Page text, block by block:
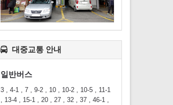
대중교통 안내
일반버스
3 , 4-1 , 7 , 9-2 , 10 , 10-2 , 10-5 , 11-1
, 13-4 , 15-1 , 20 , 27 , 32 , 37 , 46-1 ,